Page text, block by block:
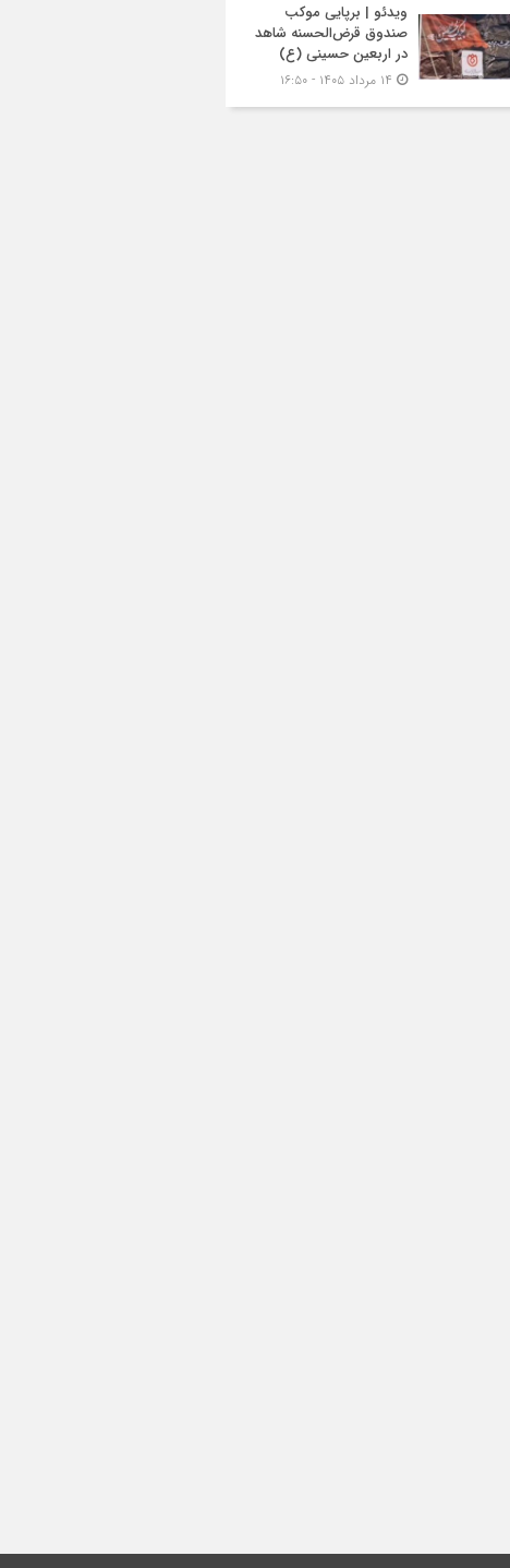
ویدئو | برپایی موکب
صندوق قرض‌الحسنه شاهد
در اربعین حسینی (ع)